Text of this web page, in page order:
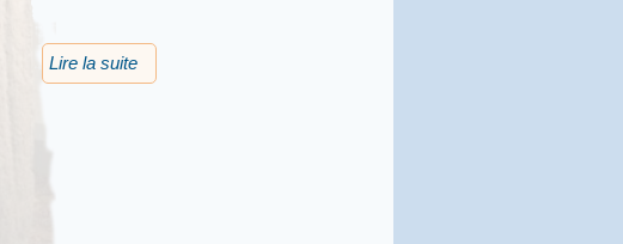
Lire la suite